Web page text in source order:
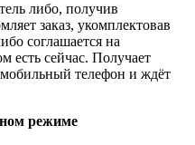
либо, получив
заказ, укомплектовав
соглашается на
есть сейчас. Получает
телефон и ждёт
режиме